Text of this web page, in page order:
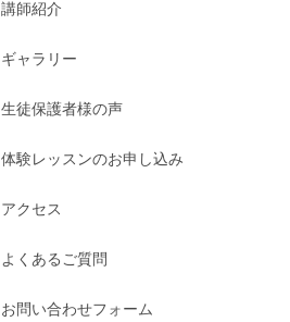
講師紹介
ギャラリー
生徒保護者様の声
体験レッスンのお申し込み
アクセス
よくあるご質問
お問い合わせフォーム